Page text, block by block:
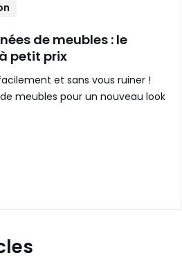
de meubles : le
petit prix
et sans vous ruiner !
meubles pour un nouveau look